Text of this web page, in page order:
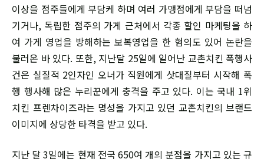
이상을 점주들에게 부담케 하며 여러 가맹점에게 부담을 떠넘
기거나, 독립한 점주의 가게 근처에서 각종 할인 마케팅을 하
여 가게 영업을 방해하는 보복영업을 한 혐의도 있어 논란을
불러온 바 있다. 또한, 지난달 25일에 일어난 교촌치킨 폭행사
건은 실질적 2인자인 오너가 직원에게 삿대질부터 시작해 폭
행 행사해 많은 누리꾼에게 충격을 주고 있다. 이는 국내 1위
치킨 프렌차이즈라는 명성을 가지고 있던 교촌치킨의 브랜드
이미지에 상당한 타격을 받고 있다.
지난 달 3일에는 현재 전국 650여 개의 분점을 가지고 있는 규